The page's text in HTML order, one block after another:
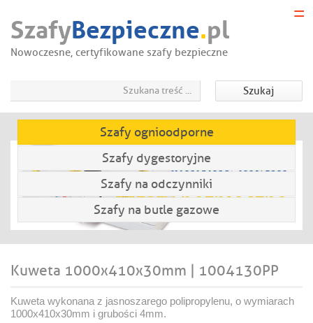
Start
Firma
Porady
Galeria
SzafyBezpieczne.pl
Nowoczesne, certyfikowane szafy bezpieczne
Szukaj
Nowoczesne
szafy bezpieczne
Szafy ognioodporne
Szafy dygestoryjne
Szafy na odczynniki
Szafy na butle gazowe
Kuweta 1000x410x30mm | 1004130PP
Kuweta wykonana z jasnoszarego polipropylenu, o wymiarach
1000x410x30mm i grubości 4mm.